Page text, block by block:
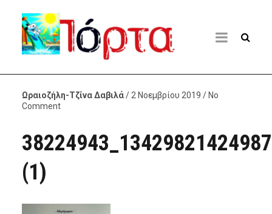
Ωραιοζήλη-Τζίνα Δαβιλά/ 2 Νοεμβρίου 2019 / No
Comment
(1)